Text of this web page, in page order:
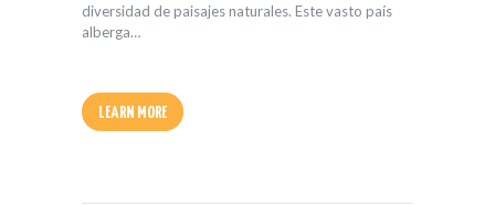
diversidad de paisajes naturales. Este vasto país
alberga…
LEARN MORE